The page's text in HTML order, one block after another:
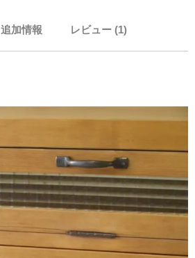
追加情報 レビュー (1)